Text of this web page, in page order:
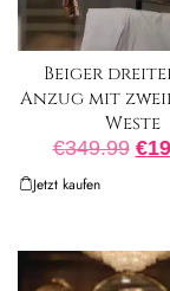
Beiger
Anzug mit
Weste
€349.99 €
Jetzt kaufen